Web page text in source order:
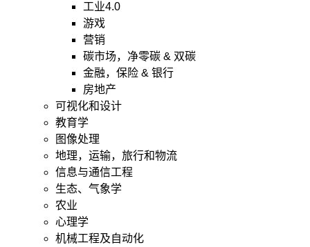
工业4.0
游戏
营销
碳市场，净零碳 & 双碳
金融，保险 & 银行
房地产
可视化和设计
教育学
图像处理
地理，运输，旅行和物流
信息与通信工程
生态、气象学
农业
心理学
机械工程及自动化